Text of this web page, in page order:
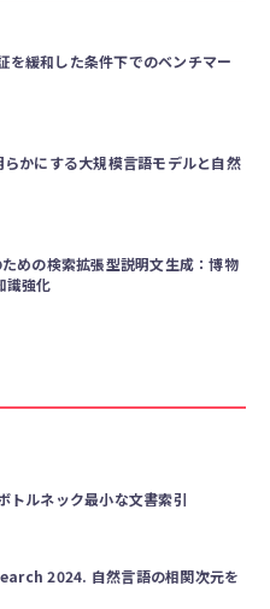
を緩和した条件下でのベンチマー
かにする大規模言語モデルと自然
めの検索拡張型説明文生成：博物
識強化
ルネック最小な文書索引
2024. 自然言語の相関次元を